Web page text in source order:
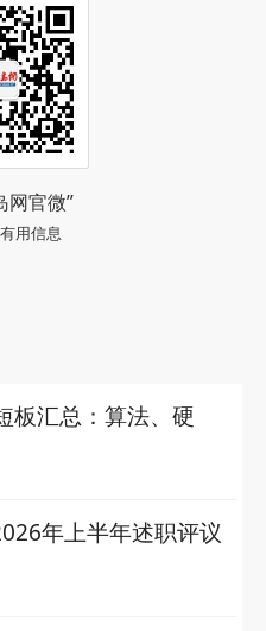
网官微”
用信息
板汇总：算法、硬
年上半年述职评议